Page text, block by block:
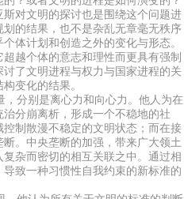
对文明的探讨也是围绕这个问题进
的结果，也不是杂乱无章毫无秩序
体计划和创造之外的变化与形态。
越个体的意志和理性而更具有强制
了文明进程与权力与国家进程的关
变化的结果。
分别是离心力和向心力。他人为在
分崩离析，形成一个不稳地的社
制散漫不稳定的文明状态；而在接
。中央垄断的加强，带来广大领土
杂而密切的相互关联之中。通过相
致一种习惯性自我约束的新标准的